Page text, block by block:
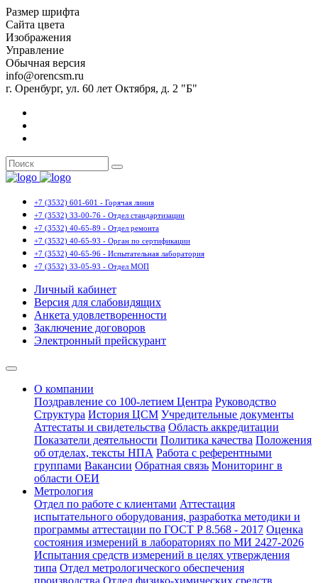
Размер шрифта
Сайта цвета
Изображения
Управление
Обычная версия
info@orencsm.ru
г. Оренбург, ул. 60 лет Октября, д. 2 "Б"
+7 (3532) 601-601 - Горячая линия
+7 (3532) 33-00-76 - Отдел стандартизации
+7 (3532) 40-65-89 - Отдел ремонта
+7 (3532) 40-65-93 - Орган по сертификации
+7 (3532) 40-65-96 - Испытательная лаборатория
+7 (3532) 33-05-93 - Отдел МОП
Личный кабинет
Версия для слабовидящих
Анкета удовлетворенности
Заключение договоров
Электронный прейскурант
О компании
Поздравление со 100-летием Центра Руководство
Структура История ЦСМ Учредительные документы
Аттестаты и свидетельства Область аккредитации
Показатели деятельности Политика качества Положения
об отделах, тексты НПА Работа с референтными
группами Вакансии Обратная связь Мониторинг в
области ОЕИ
Метрология
Отдел по работе с клиентами Аттестация
испытательного оборудования, разработка методики и
программы аттестации по ГОСТ Р 8.568 - 2017 Оценка
состояния измерений в лабораториях по МИ 2427-2026
Испытания средств измерений в целях утверждения
типа Отдел метрологического обеспечения
производства Отдел физико-химических средств